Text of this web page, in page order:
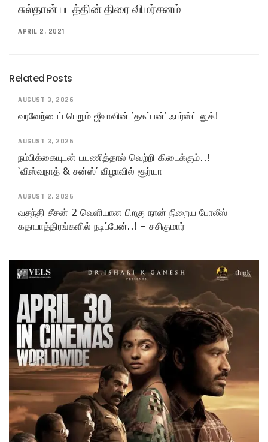
சுல்தான் படத்தின் திரை விமர்சனம்
APRIL 2, 2021
Related Posts
AUGUST 3, 2026
வரவேற்பைப் பெறும் ஜீவாவின் ‘தகப்பன்’ ஃபர்ஸ்ட் லுக்!
AUGUST 3, 2026
நம்பிக்கையுடன் பயணித்தால் வெற்றி கிடைக்கும்..!
‘விஸ்வநாத் & சன்ஸ்’ விழாவில் சூர்யா
AUGUST 2, 2026
வதந்தி சீசன் 2 வெளியான பிறகு நான் நிறைய போலீஸ்
கதாபாத்திரங்களில் நடிப்பேன்..! – சசிகுமார்